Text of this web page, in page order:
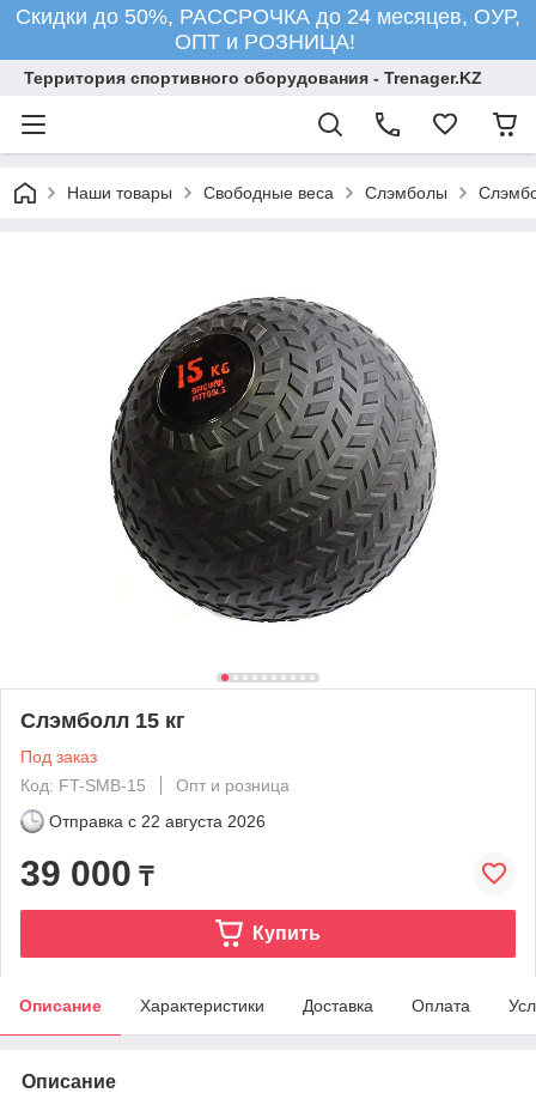
Скидки до 50%, РАССРОЧКА до 24 месяцев, ОУР,
ОПТ и РОЗНИЦА!
Территория спортивного оборудования - Trenager.KZ
Наши товары Свободные веса Слэмболы
Слэмболл 15 кг
Под заказ
Код: FT-SMB-15
Опт и розница
Отправка с 22 августа 2026
39 000 ₸
Купить
Описание Характеристики Доставка Оплата
Описание